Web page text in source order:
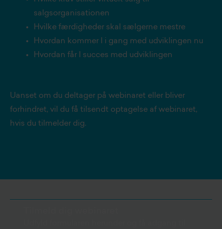
salgsorganisationen
Hvilke færdigheder skal sælgerne mestre
Hvordan kommer I i gang med udviklingen nu
Hvordan får I succes med udviklingen
Uanset om du deltager på webinaret eller bliver
forhindret, vil du få tilsendt optagelse af webinaret,
hvis du tilmelder dig.